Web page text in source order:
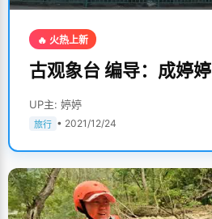
🔥 火热上新
古观象台 编导：成婷婷
UP主: 婷婷
旅行 • 2021/12/24